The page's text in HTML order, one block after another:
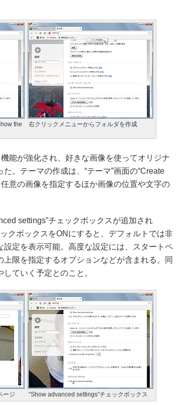
the
右クリックメニューからフォルダを作成
能が強化され、好きな画像を使ってオリジナ
。テーマの作成は、“テーマ”画面の“Create
意の画像を指定するほか画像の位置や文字の
settings”チェックボックスが追加され
クボックスをONにすると、デフォルトでは非
定を表示可能。高度な設定には、スタートペ
限を指定するオプションなどが含まれる。同
ていく予定とのこと。
ージ “Show advanced settings”チェックボックス